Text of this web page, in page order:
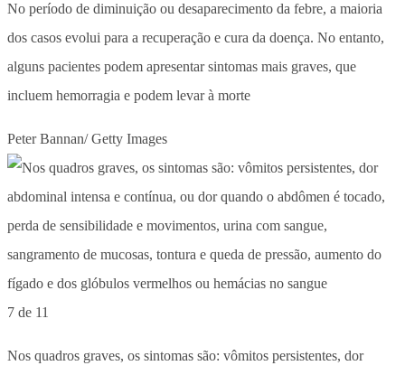
No período de diminuição ou desaparecimento da febre, a maioria
dos casos evolui para a recuperação e cura da doença. No entanto,
alguns pacientes podem apresentar sintomas mais graves, que
incluem hemorragia e podem levar à morte
Peter Bannan/ Getty Images
7 de 11
Nos quadros graves, os sintomas são: vômitos persistentes, dor